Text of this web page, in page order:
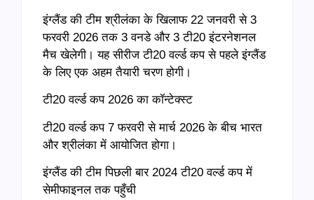
इंग्लैंड की टीम श्रीलंका के खिलाफ 22 जनवरी से 3
फरवरी 2026 तक 3 वनडे और 3 टी20 इंटरनेशनल
मैच खेलेगी। यह सीरीज टी20 वर्ल्ड कप से पहले इंग्लैंड
के लिए एक अहम तैयारी चरण होगी।
टी20 वर्ल्ड कप 2026 का कॉन्टेक्स्ट
टी20 वर्ल्ड कप 7 फरवरी से मार्च 2026 के बीच भारत
और श्रीलंका में आयोजित होगा।
इंग्लैंड की टीम पिछली बार 2024 टी20 वर्ल्ड कप में
सेमीफाइनल तक पहुँची